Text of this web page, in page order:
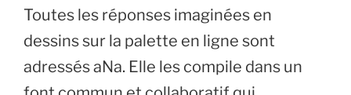
Toutes les réponses imaginées en
dessins sur la palette en ligne sont
adressés aNa. Elle les compile dans un